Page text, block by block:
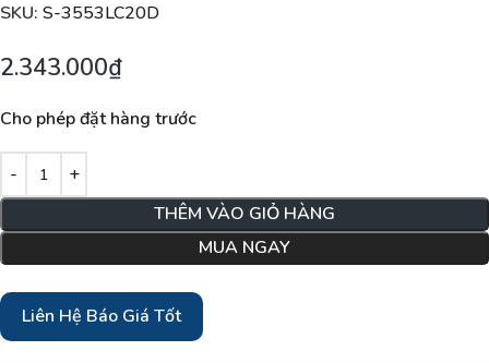
SKU: S-3553LC20D
2.343.000₫
Cho phép đặt hàng trước
THÊM VÀO GIỎ HÀNG
MUA NGAY
Liên Hệ Báo Giá Tốt